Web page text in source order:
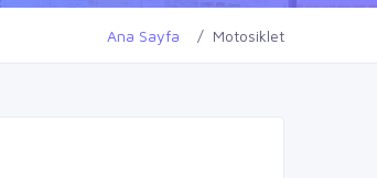
Ana Sayfa Motosiklet